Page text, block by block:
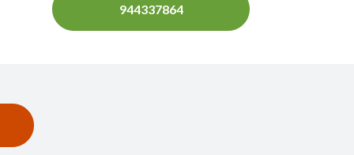
944337864